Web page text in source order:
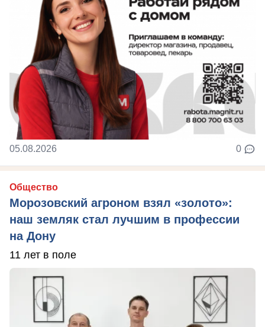
05.08.2026 0
Общество
Морозовский агроном взял «золото»:
наш земляк стал лучшим в профессии
на Дону
11 лет в поле